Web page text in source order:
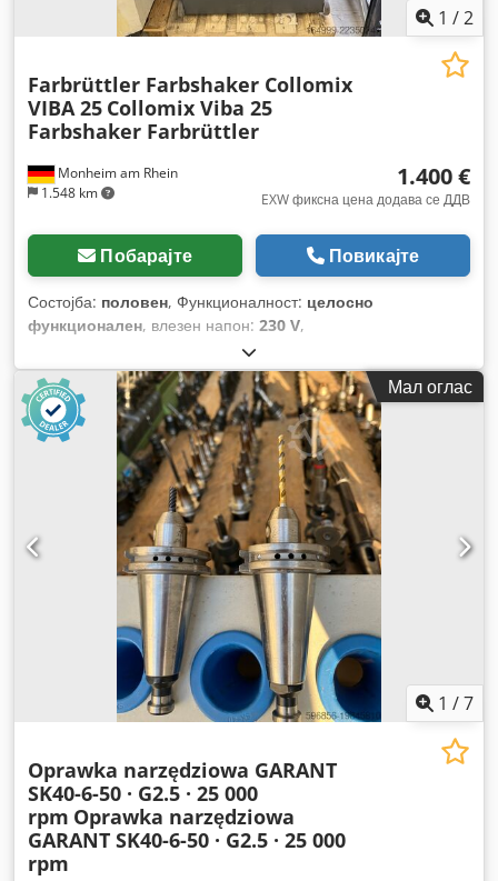
1 /2
Monheim am Rhein
1.548 km
Farbrüttler Farbshaker Collomix
VIBA 25 Collomix Viba 25
Farbshaker Farbrüttler
1.400 €
EXW фиксна цена додава се ДДВ
Побарајте Повикајте
Состојба: половен, Функционалност: целосно
функционален, влезен напон: 230 V,
Мал оглас
1 /7
Oprawka narzędziowa GARANT
SK40-6-50 · G2.5 · 25 000
rpm Oprawka narzędziowa
GARANT SK40-6-50 · G2.5 · 25 000
rpm